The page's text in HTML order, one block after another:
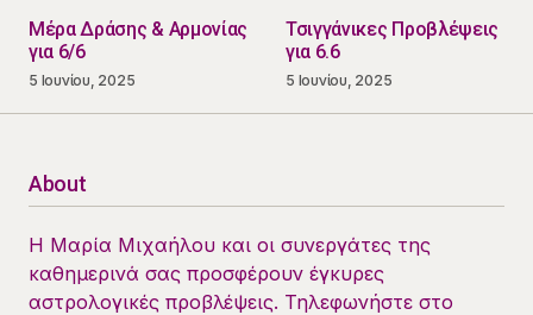
Μέρα Δράσης & Αρμονίας
για 6/6
5 Ιουνίου, 2025
Τσιγγάνικες Προβλέψεις
για 6.6
5 Ιουνίου, 2025
About
Η Μαρία Μιχαήλου και οι συνεργάτες της
καθημερινά σας προσφέρουν έγκυρες
αστρολογικές προβλέψεις. Τηλεφωνήστε στο